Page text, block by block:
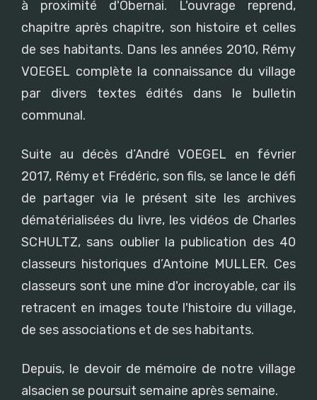
à proximité d'Obernai. L'ouvrage reprend,
chapitre après chapitre, son histoire et celles
de ses habitants. Dans les années 2010, Rémy
VOEGEL complète la connaissance du village
par divers textes édités dans le bulletin
communal.
Suite au décès d’André VOEGEL en février
2017, Rémy et Frédéric, son fils, se lance le défi
de partager via le présent site les archives
dématérialisées du livre, les vidéos de Charles
SCHULTZ, sans oublier la publication des 40
classeurs historiques d’Antoine MULLER. Ces
classeurs sont une mine d'or incroyable, car ils
retracent en images toute l'histoire du village,
de ses associations et de ses habitants.
Depuis, le devoir de mémoire de notre village
alsacien se poursuit semaine après semaine.